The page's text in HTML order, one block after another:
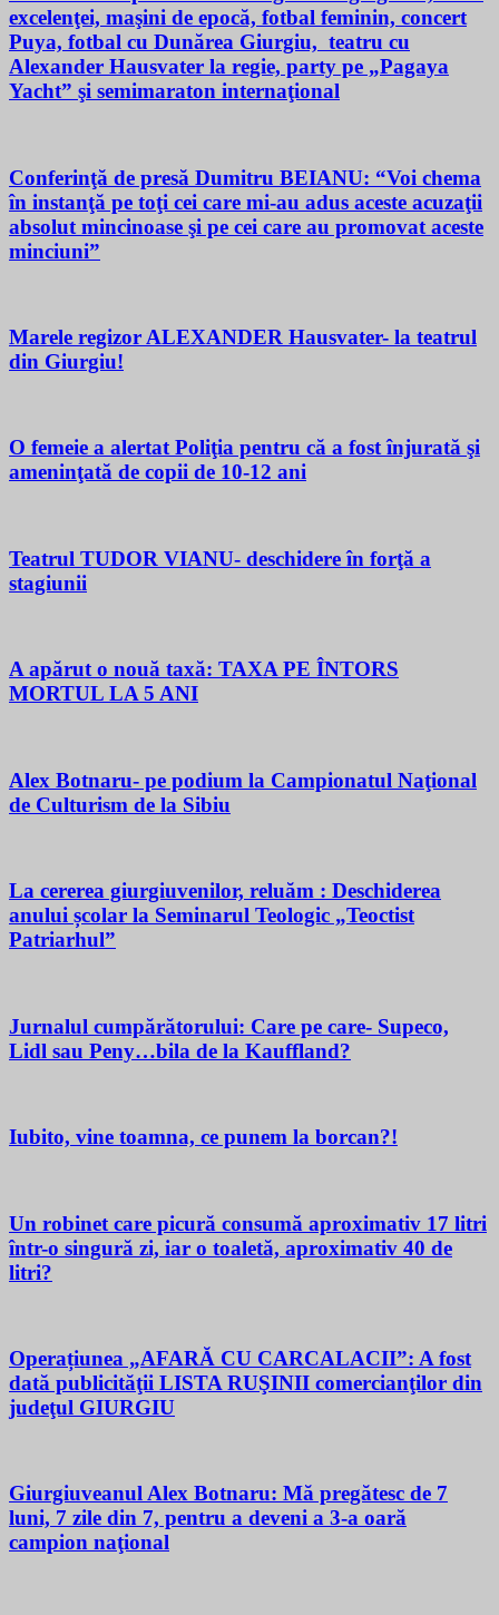
excelenţei, maşini de epocă, fotbal feminin, concert
Puya, fotbal cu Dunărea Giurgiu, teatru cu
Alexander Hausvater la regie, party pe „Pagaya
Yacht” şi semimaraton internaţional
Conferinţă de presă Dumitru BEIANU: “Voi chema
în instanţă pe toţi cei care mi-au adus aceste acuzaţii
absolut mincinoase şi pe cei care au promovat aceste
minciuni”
Marele regizor ALEXANDER Hausvater- la teatrul
din Giurgiu!
O femeie a alertat Poliţia pentru că a fost înjurată şi
ameninţată de copii de 10-12 ani
Teatrul TUDOR VIANU- deschidere în forţă a
stagiunii
A apărut o nouă taxă: TAXA PE ÎNTORS
MORTUL LA 5 ANI
Alex Botnaru- pe podium la Campionatul Naţional
de Culturism de la Sibiu
La cererea giurgiuvenilor, reluăm : Deschiderea
anului școlar la Seminarul Teologic „Teoctist
Patriarhul”
Jurnalul cumpărătorului: Care pe care- Supeco,
Lidl sau Peny…bila de la Kauffland?
Iubito, vine toamna, ce punem la borcan?!
Un robinet care picură consumă aproximativ 17 litri
într-o singură zi, iar o toaletă, aproximativ 40 de
litri?
Operațiunea „AFARĂ CU CARCALACII”: A fost
dată publicităţii LISTA RUŞINII comercianţilor din
judeţul GIURGIU
Giurgiuveanul Alex Botnaru: Mă pregătesc de 7
luni, 7 zile din 7, pentru a deveni a 3-a oară
campion naţional